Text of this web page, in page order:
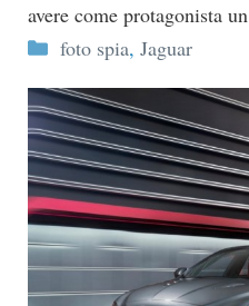
avere come protagonista
Categorie
foto spia, Jaguar